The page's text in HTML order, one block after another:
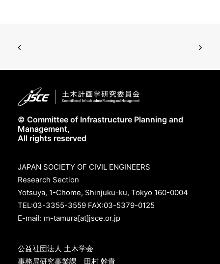
© Committee of Infrastructure Planning and
Management,
All rights reserved
JAPAN SOCIETY OF CIVIL ENGINEERS
Research Section
Yotsuya, 1-Chome, Shinjuku-ku, Tokyo 160-0004
TEL:03-3355-3559 FAX:03-5379-0125
E-mail: m-tamura[at]jsce.or.jp
公益社団法人 土木学会
事務局研究事業課 田村 幹貴